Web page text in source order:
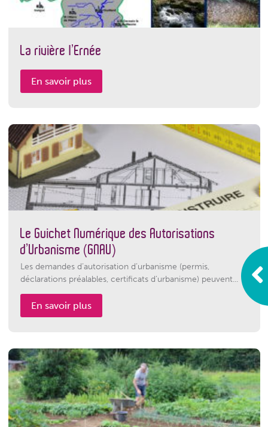
La rivière l’Ernée
En savoir plus
Le Guichet Numérique des Autorisations
d’Urbanisme (GNAU)
Les demandes d’autorisation d’urbanisme (permis,
déclarations préalables, certificats d’urbanisme) peuvent...
En savoir plus